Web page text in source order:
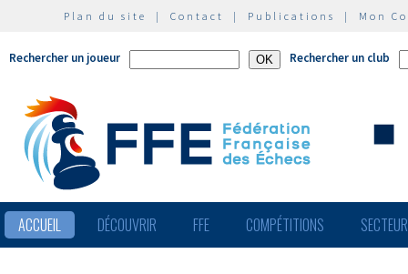
Plan du site | Contact | Publications | Mon
Rechercher un joueur Rechercher un club
ACCUEIL DÉCOUVRIR FFE COMPÉTITIONS